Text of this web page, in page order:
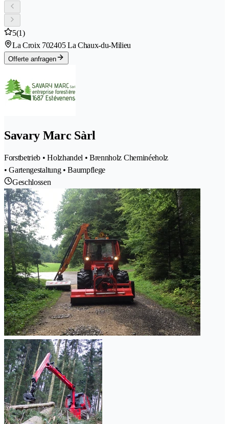
5(1)
La Croix 702405 La Chaux-du-Milieu
Offerte anfragen
Savary Marc Sàrl
Forstbetrieb • Holzhandel • Brennholz Cheminéeholz
• Gartengestaltung • Baumpflege
Geschlossen